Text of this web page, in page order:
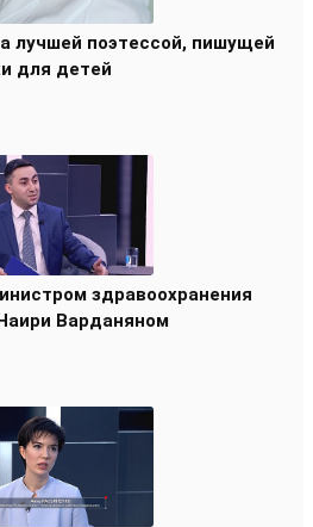
лучшей поэтессой, пишущей
для детей
здравоохранения
Варданяном